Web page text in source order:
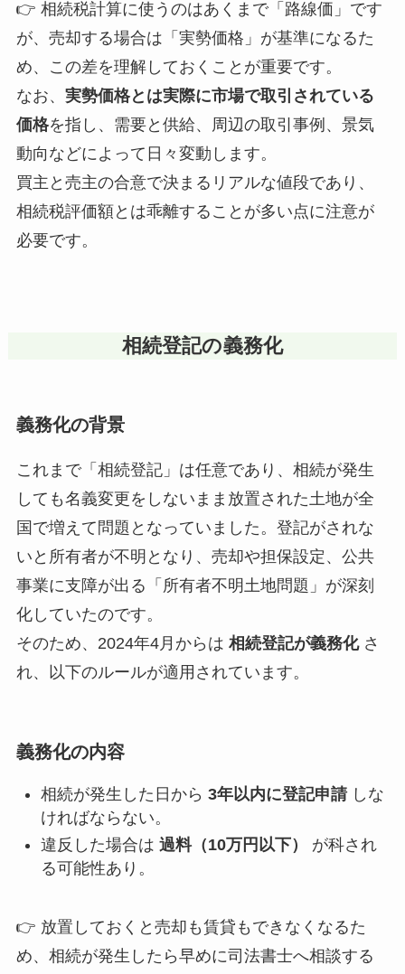
👉 相続税計算に使うのはあくまで「路線価」です
が、売却する場合は「実勢価格」が基準になるた
め、この差を理解しておくことが重要です。
なお、 実勢価格とは実際に市場で取引されている
価格を指し、需要と供給、周辺の取引事例、景気
動向などによって日々変動します。
買主と売主の合意で決まるリアルな値段であり、
相続税評価額とは乖離することが多い点に注意が
必要です。
相続登記の義務化
義務化の背景
これまで「相続登記」は任意であり、相続が発生
しても名義変更をしないまま放置された土地が全
国で増えて問題となっていました。登記がされな
いと所有者が不明となり、売却や担保設定、公共
事業に支障が出る「所有者不明土地問題」が深刻
化していたのです。
そのため、2024年4月からは 相続登記が義務化さ
れ、以下のルールが適用されています。
義務化の内容
相続が発生した日から 3年以内に登記申請しな
ければならない。
違反した場合は 過料（10万円以下）
が科され
る可能性あり。
👉 放置しておくと売却も賃貸もできなくなるた
め、相続が発生したら早めに司法書士へ相談する